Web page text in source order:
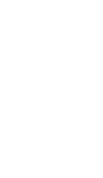
出口权）
（进出口权）
注册）
）
司
网
瑞丰会计事务所
_搜狐网
市合心财务管理连有